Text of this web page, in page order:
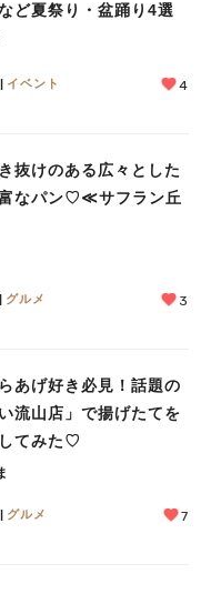
ど夏祭り・盆踊り4選
イベント 4
抜けのある広々とした
なパン♡≪サフラン丘
グルメ 3
あげ好き必見！話題の
流山店」で揚げたてを
てみた♡
グルメ 7